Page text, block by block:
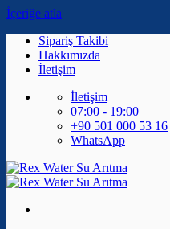
İçeriğe atla
Sipariş Takibi
Hakkımızda
İletişim
İletişim
07:00 - 19:00
+90 501 000 53 16
WhatsApp